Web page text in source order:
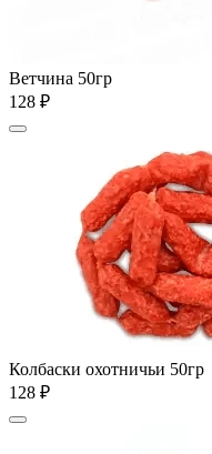
Ветчина 50гр
128 ₽
Колбаски охотничьи 50гр
128 ₽